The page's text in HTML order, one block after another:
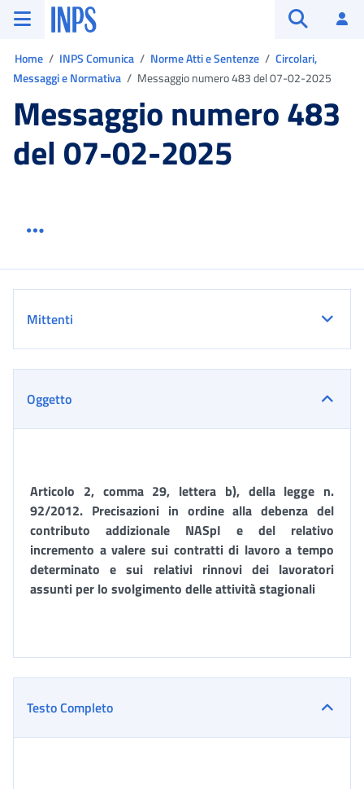
Vai al menu principale
Vai al contenuto principale
Vai al pie' di pagina
INPS ()
Home INPS Comunica Norme Atti e Sentenze
Circolari,
Messaggi e Normativa
Messaggio numero 483 del 07-02-2025
Messaggio numero 483
del 07-02-2025
Mittenti
Oggetto
Articolo 2, comma 29, lettera b), della legge n.
92/2012. Precisazioni in ordine alla debenza del
contributo addizionale NASpI e del relativo
incremento a valere sui contratti di lavoro a tempo
determinato e sui relativi rinnovi dei lavoratori
assunti per lo svolgimento delle attività stagionali
Testo Completo